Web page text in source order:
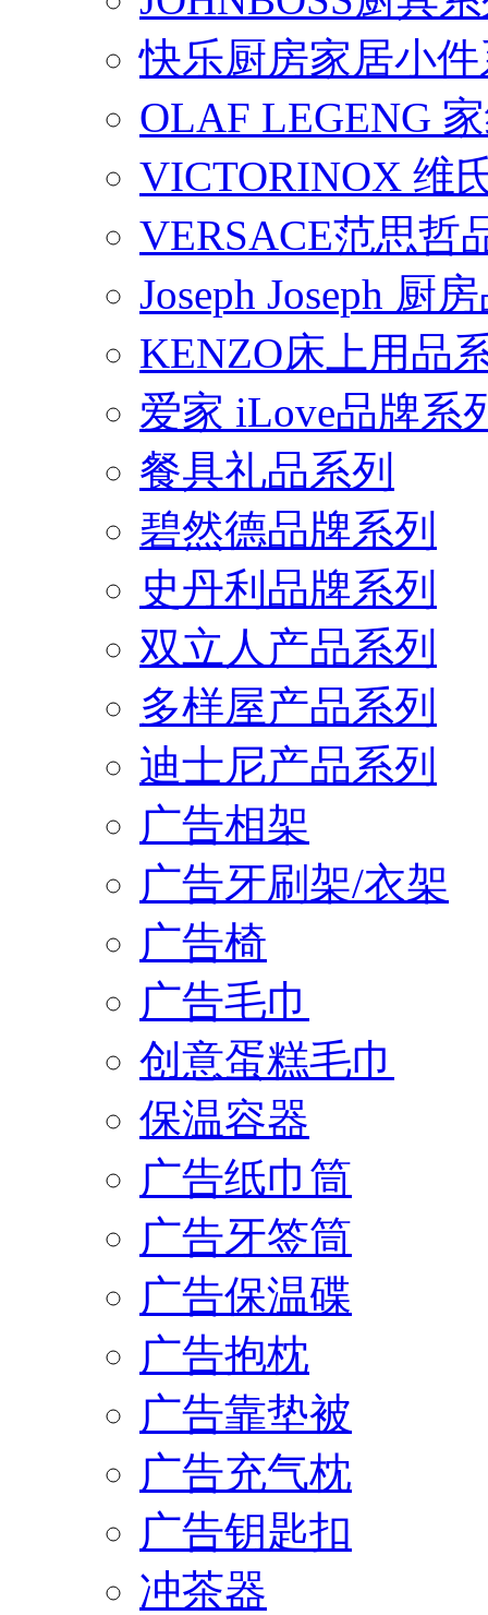
快乐厨房家居小
OLAF LEGENG
VICTORINOX 维
VERSACE范思哲
Joseph Joseph 厨
KENZO床上用品
爱家 iLove品牌系
餐具礼品系列
碧然德品牌系列
史丹利品牌系列
双立人产品系列
多样屋产品系列
迪士尼产品系列
广告相架
广告牙刷架/衣架
广告椅
广告毛巾
创意蛋糕毛巾
保温容器
广告纸巾筒
广告牙签筒
广告保温碟
广告抱枕
广告靠垫被
广告充气枕
广告钥匙扣
冲茶器